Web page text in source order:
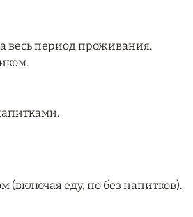
весь период проживания.
еду, но без напитков).